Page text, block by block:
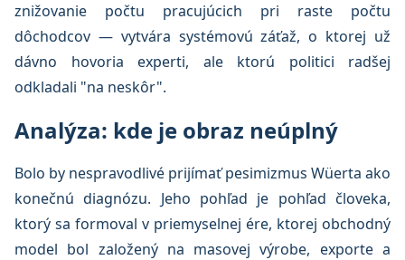
znižovanie počtu pracujúcich pri raste počtu
dôchodcov — vytvára systémovú záťaž, o ktorej už
dávno hovoria experti, ale ktorú politici radšej
odkladali "na neskôr".
Analýza: kde je obraz neúplný
Bolo by nespravodlivé prijímať pesimizmus Wüerta ako
konečnú diagnózu. Jeho pohľad je pohľad človeka,
ktorý sa formoval v priemyselnej ére, ktorej obchodný
model bol založený na masovej výrobe, exporte a